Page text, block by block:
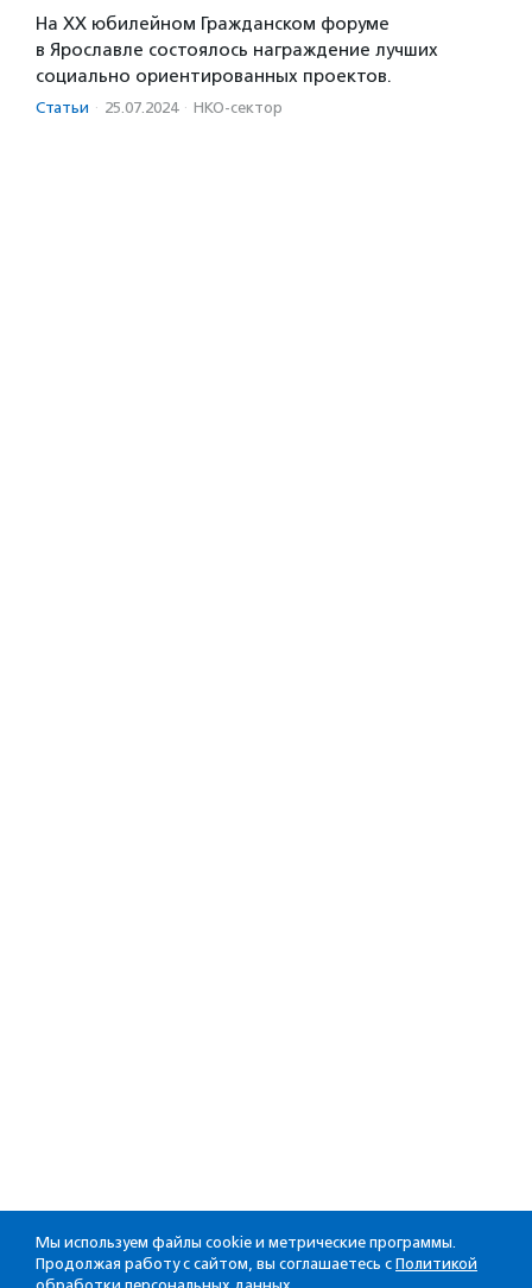
На XX юбилейном Гражданском форуме
в Ярославле состоялось награждение лучших
социально ориентированных проектов.
Статьи · 25.07.2024 · НКО-сектор
Мы используем файлы cookie и метрические программы.
Продолжая работу с сайтом, вы соглашаетесь с Политикой